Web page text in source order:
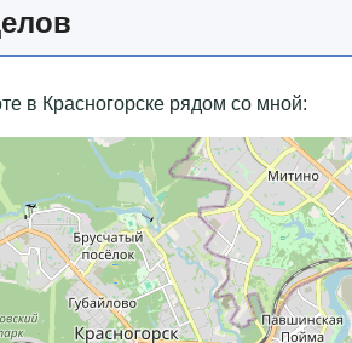
в Красногорске рядом со мной: